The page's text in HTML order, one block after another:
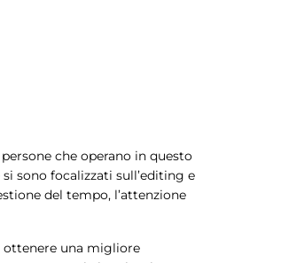
che operano in questo
sono focalizzati sull’editing e
del tempo, l’attenzione
ottenere una migliore